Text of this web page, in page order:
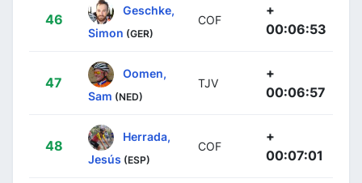
46
Geschke,
Simon (GER)
COF
+
00:06:53
47
Oomen,
Sam (NED)
TJV
+
00:06:57
48
Herrada,
Jesús (ESP)
COF
+
00:07:01